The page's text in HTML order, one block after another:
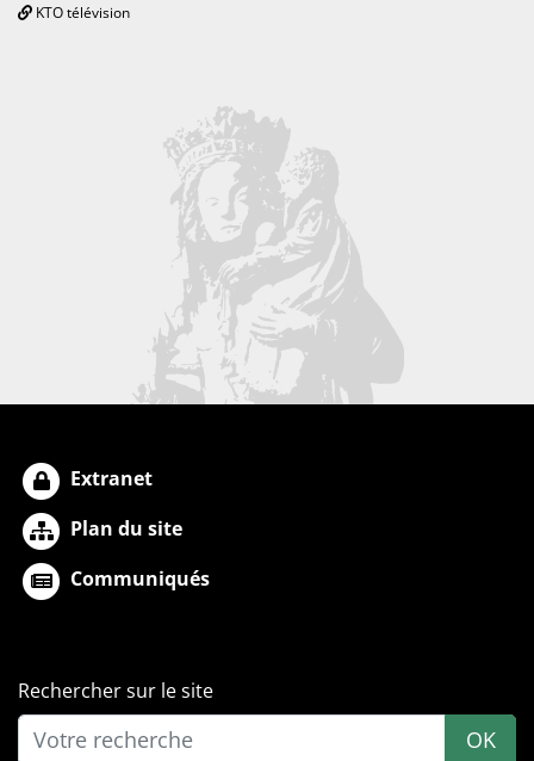
KTO télévision
Extranet
Plan du site
Communiqués
Rechercher sur le site
OK